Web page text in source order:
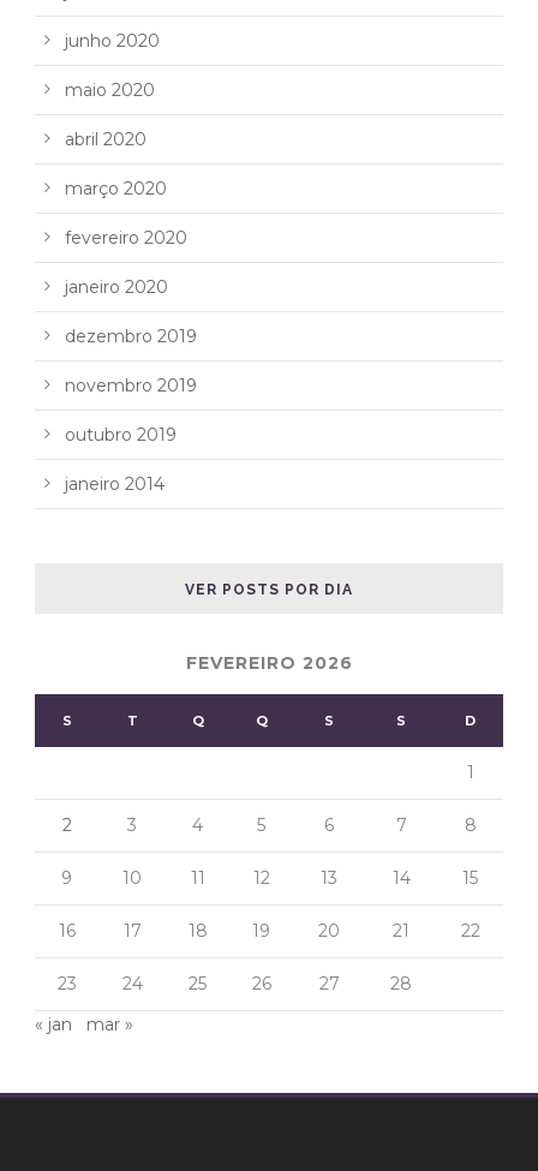
junho 2020
maio 2020
abril 2020
março 2020
fevereiro 2020
janeiro 2020
dezembro 2019
novembro 2019
outubro 2019
janeiro 2014
VER POSTS POR DIA
FEVEREIRO 2026
S T Q Q S S D
1
2 3 4 5 6 7 8
9 10 11 12 13 14 15
16 17 18 19 20 21 22
23 24 25 26 27
28
« jan
mar »